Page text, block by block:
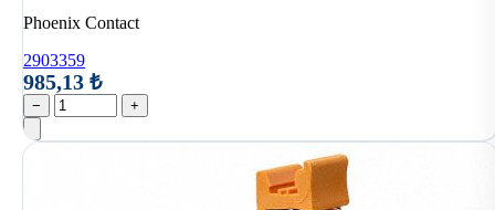
Phoenix Contact
2903359
985,13 ₺
− +